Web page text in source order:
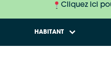
Cliquez ici
HABITANT